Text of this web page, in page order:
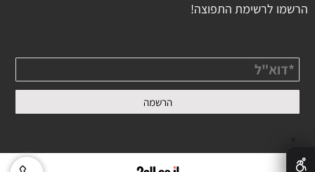
הרשמו לרשימת התפוצה!